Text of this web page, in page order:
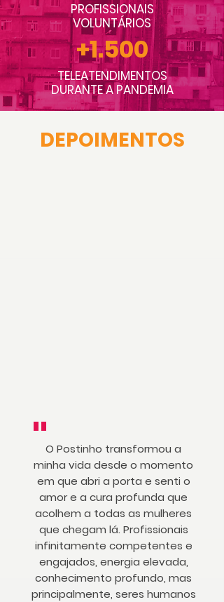
PROFISSIONAIS
VOLUNTÁRIOS
+1.500
TELEATENDIMENTOS
DURANTE A PANDEMIA
DEPOIMENTOS
"O Postinho transformou a
minha vida desde o momento
em que abri a porta e senti o
amor e a cura profunda que
acolhem a todas as mulheres
que chegam lá. Profissionais
infinitamente competentes e
engajados, energia elevada,
conhecimento profundo, mas
principalmente, seres humanos